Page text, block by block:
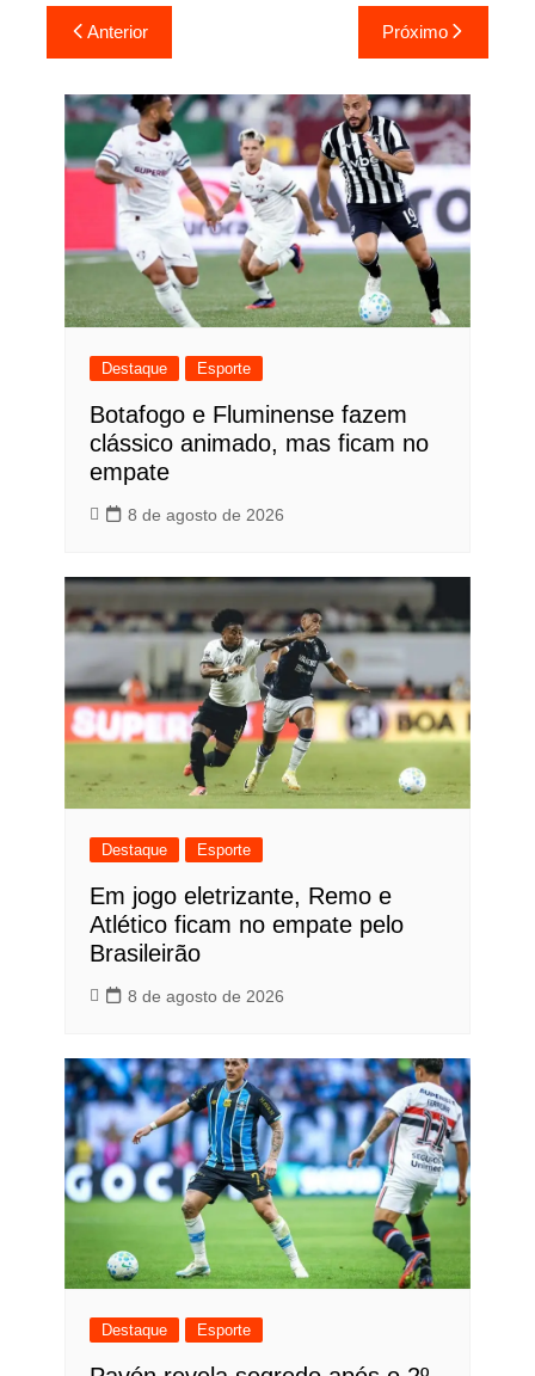
Navegação
de
Post
Anterior Próximo
Destaque Esporte
Botafogo e Fluminense fazem
clássico animado, mas ficam no
empate
8 de agosto de 2026
Destaque Esporte
Em jogo eletrizante, Remo e
Atlético ficam no empate pelo
Brasileirão
8 de agosto de 2026
Destaque Esporte